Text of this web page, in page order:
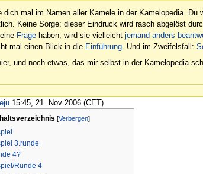
dich mal im Namen aller Kamele in der Kamelopedia.
Keine Sorge: dieser Eindruck wird rasch abgelöst
Frage haben, wird sie vielleicht jemand anders
mal einen Blick in die Einführung. Und im Zweifelsfall:
und noch etwas, das mir selbst in der Kamelopedia
15:45, 21. Nov 2006 (CET)
[Verbergen]
3.runde
4?
Runde 4